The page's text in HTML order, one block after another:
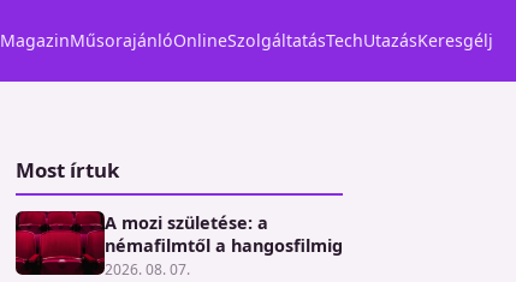
MagazinMűsorajánlóOnlineSzolgáltatásTechUtazásKeresgélj
Most írtuk
A mozi születése: a
némafilmtől a hangosfilmig
2026. 08. 07.